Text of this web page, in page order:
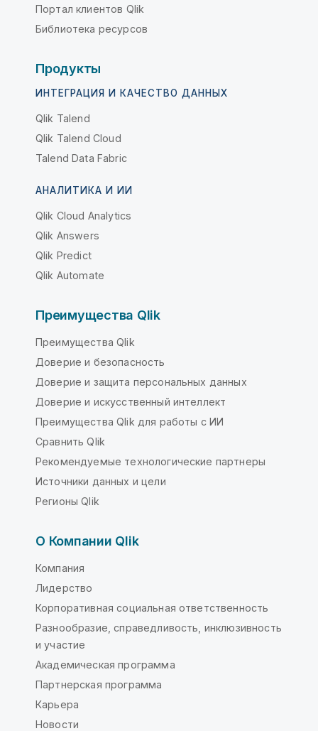
Портал клиентов Qlik
Библиотека ресурсов
Продукты
ИНТЕГРАЦИЯ И КАЧЕСТВО ДАННЫХ
Qlik Talend
Qlik Talend Cloud
Talend Data Fabric
АНАЛИТИКА И ИИ
Qlik Cloud Analytics
Qlik Answers
Qlik Predict
Qlik Automate
Преимущества Qlik
Преимущества Qlik
Доверие и безопасность
Доверие и защита персональных данных
Доверие и искусственный интеллект
Преимущества Qlik для работы с ИИ
Сравнить Qlik
Рекомендуемые технологические партнеры
Источники данных и цели
Регионы Qlik
О Компании Qlik
Компания
Лидерство
Корпоративная социальная ответственность
Разнообразие, справедливость, инклюзивность
и участие
Академическая программа
Партнерская программа
Карьера
Новости